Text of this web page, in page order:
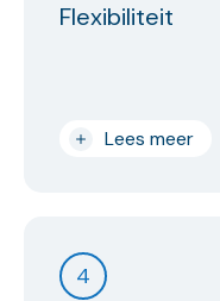
Flexibiliteit
Lees meer
4